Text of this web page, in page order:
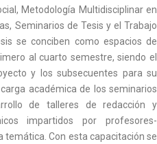
Metodología Multidisciplinar en
Seminarios de Tesis y el Trabajo
se conciben como espacios de
al cuarto semestre, siendo el
y los subsecuentes para su
académica de los seminarios
de talleres de redacción y
impartidos por profesores-
temática. Con esta capacitación se